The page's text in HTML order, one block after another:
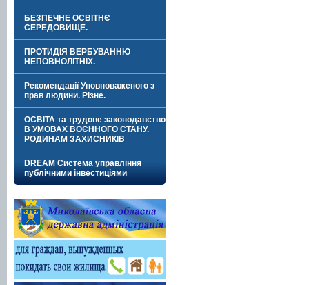
БЕЗПЕЧНЕ ОСВІТНЄ
СЕРЕДОВИЩЕ.
ПРОТИДІЯ ВЕРБУВАННЮ
НЕПОВНОЛІТНІХ.
Рекомендації Уповноваженого з
прав людини. Різне.
ОСВІТА та трудове законодавство
В УМОВАХ ВОЄННОГО СТАНУ.
РОДИНАМ ЗАХИСНИКІВ
DREAM Система управління
публічними інвестиціями